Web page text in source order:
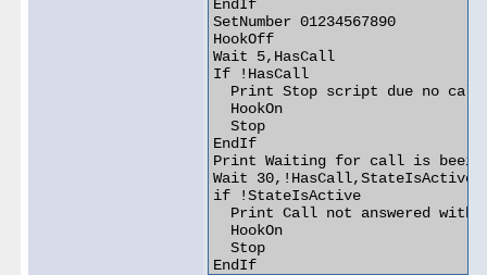
EndIf
SetNumber 01234567890
HookOff
Wait 5,HasCall
If !HasCall
Print Stop script due no
  HookOn
  Stop
EndIf
Print Waiting for call is beeing
Wait 30,!HasCall,StateIsActive
if !StateIsActive
Print Call not answered
  HookOn
  Stop
EndIf